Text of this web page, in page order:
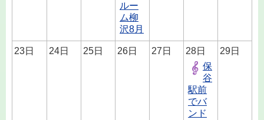
ルー
ム柳
沢8月
23日 24日 25日 26日 27日
28日
保
谷
駅前
でバ
ンド
29日